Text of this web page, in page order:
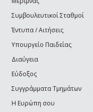
Συμβουλευτικοί Σταθμοί
Έντυπα / Αιτήσεις
Υπουργείο Παιδείας
Διαύγεια
Εύδοξος
Συγγράμματα Τμημάτων
Η Ευρώπη σου